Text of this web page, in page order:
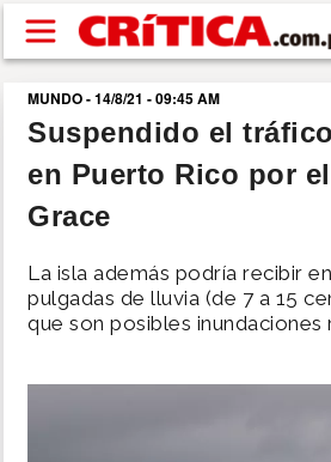
Pasar al contenido principal
buscar
SUCESOS
POLÍTICA
MUNDO - 14/8/21 - 09:45 AM
Suspendido el
en Puerto Rico por
Grace
La isla además podría recibir
pulgadas de lluvia (de 7 a 15
que son posibles inundaciones